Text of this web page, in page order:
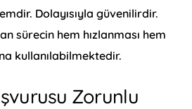
Dolayısıyla güvenilirdir.
sürecin hem hızlanması hem
kullanılabilmektedir.
Zorunlu